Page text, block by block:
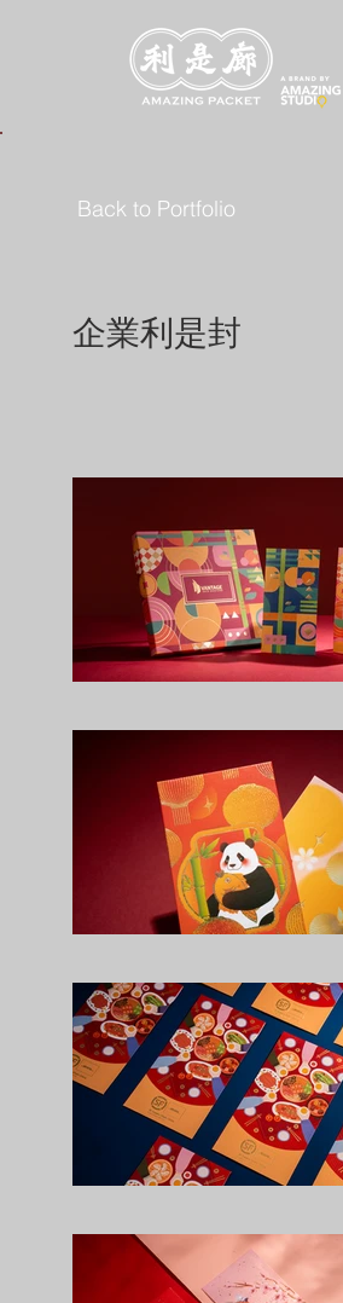
Back to Portfolio
企業利是封